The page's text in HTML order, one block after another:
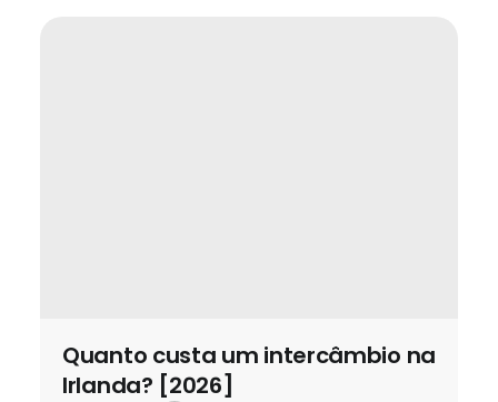
Quanto custa um intercâmbio na
Irlanda? [2026]